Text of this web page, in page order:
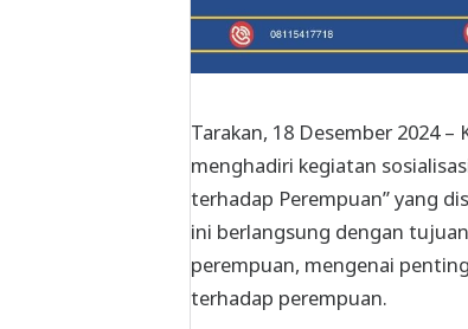
Tarakan, 18 Desember 2024
menghadiri kegiatan
terhadap Perempuan” yang
ini berlangsung dengan
perempuan, mengenai
terhadap perempuan.